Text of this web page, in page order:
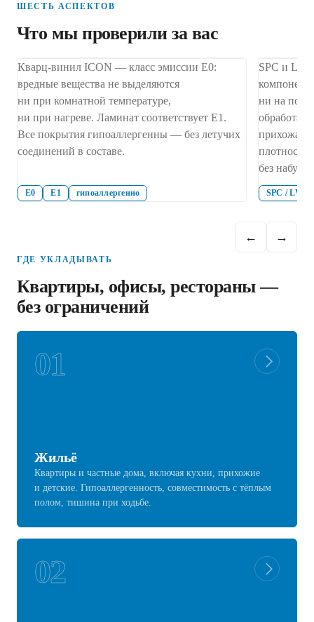
ШЕСТЬ АСПЕКТОВ
Что мы проверили за вас
01
Безопасность начинается с состава
СОСТАВ
Кварц-винил ICON — класс эмиссии E0:
вредные вещества не выделяются
ни при комнатной температуре,
ни при нагреве. Ламинат соответствует E1.
Все покрытия гипоаллергенны — без летучих
соединений в составе.
E0 E1 гипоаллергенно
02
Вода —
SPC и LVT
ни на
прихожая.
плотности
без
SPC / LVT
← →
ГДЕ УКЛАДЫВАТЬ
Квартиры, офисы, рестораны —
без ограничений
01
Жильё
Квартиры и частные дома, включая кухни, прихожие
и детские. Гипоаллергенность, совместимость с тёплым
полом, тишина при ходьбе.
02